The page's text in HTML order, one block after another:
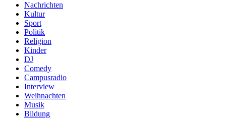
Nachrichten
Kultur
Sport
Politik
Religion
Kinder
DJ
Comedy
Campusradio
Interview
Weihnachten
Musik
Bildung